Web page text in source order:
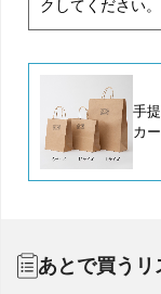
クしてください。
手
カ
あとで買うリ